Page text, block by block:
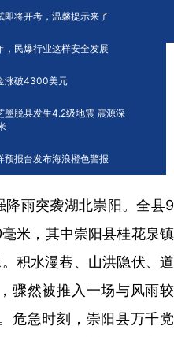
即将开考，温馨提示来了
，民爆行业这样安全发展
涨破4300美元
墨脱县发生4.2级地震 震源深
预报台发布海浪橙色警报
磐护安澜
阅读:0
雨突袭湖北崇阳。全县9
米，其中崇阳县桂花泉镇
积水漫巷、山洪隐伏、道
骤然被推入一场与风雨较
危急时刻，崇阳县万千党